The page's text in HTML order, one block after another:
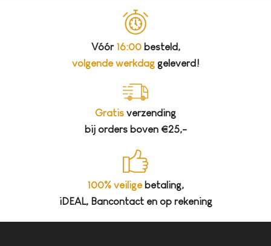
Vóór 16:00besteld,
volgende werkdaggeleverd!
Gratis verzending
bij orders boven €25,-
100% veiligebetaling,
iDEAL, Bancontact en op rekening